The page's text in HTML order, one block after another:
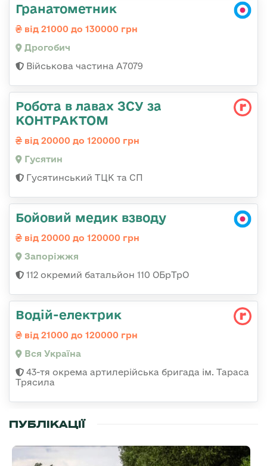
Гранатометник
від 21000 до 130000 грн
Дрогобич
Військова частина А7079
Робота в лавах ЗСУ за
КОНТРАКТОМ
від 20000 до 120000 грн
Гусятин
Гусятинський ТЦК та СП
Бойовий медик взводу
від 20000 до 120000 грн
Запоріжжя
112 окремий батальйон 110 ОБрТрО
Водій-електрик
від 21000 до 120000 грн
Вся Україна
43-тя окрема артилерійська бригада ім. Тараса
Трясила
ПУБЛІКАЦІЇ